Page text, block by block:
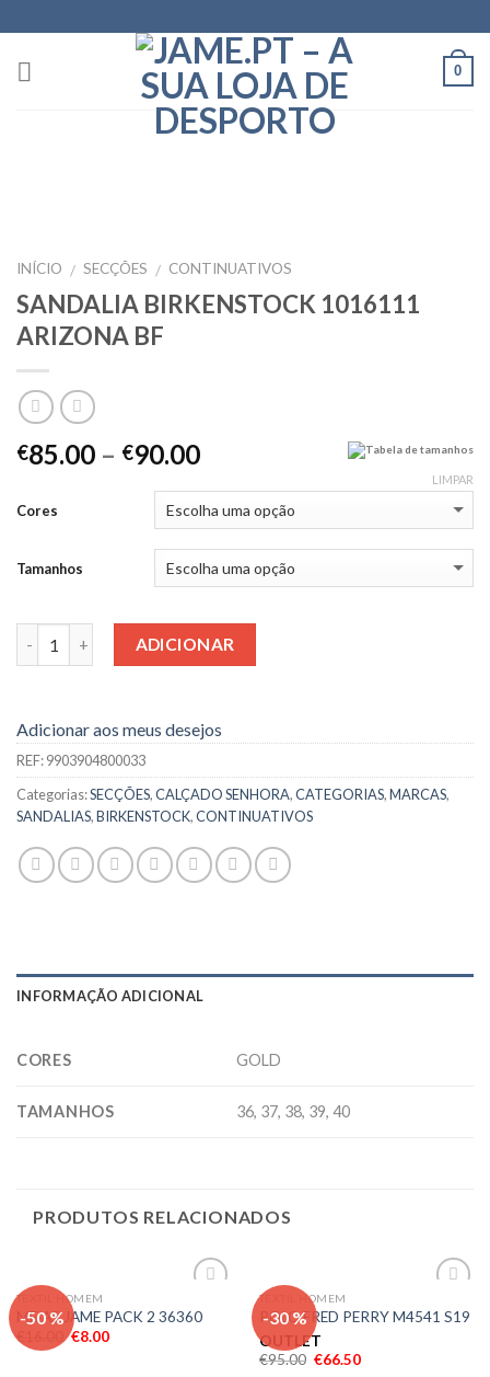
to
content
0
INÍCIO / SECÇÕES / CONTINUATIVOS
SANDALIA BIRKENSTOCK 1016111
ARIZONA BF
€85.00 – €90.00 Tabela de tamanhos
Cores
Tamanhos
LIMPAR
Quantidade ADICIONAR
Adicionar aos meus desejos
REF:9903904800033
Categorias:SECÇÕES,CALÇADO SENHORA,CATEGORIAS,MARCAS,
SANDALIAS,BIRKENSTOCK,CONTINUATIVOS
INFORMAÇÃO ADICIONAL
CORES GOLD
TAMANHOS 36, 37, 38, 39, 40
PRODUTOS RELACIONADOS
-50 %
aos meus
TEXTIL HOMEM
MEIAS JAME PACK 2 36360
€
€8.00
-30 %
aos meus
TEXTIL HOMEM
POLO FRED PERRY M4541 S19
OUTLET
€95.00 €66.50